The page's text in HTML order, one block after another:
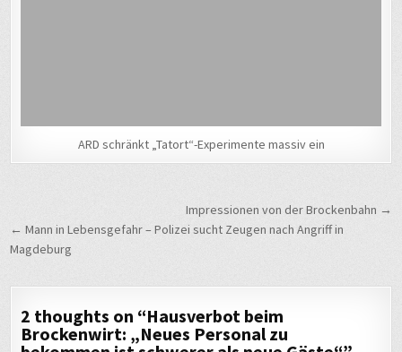
ARD schränkt „Tatort“-Experimente massiv ein
BeitragsnavigationImpressionen von der Brockenbahn →
← Mann in Lebensgefahr – Polizei sucht Zeugen nach Angriff in
Magdeburg
2 thoughts on “Hausverbot beim
Brockenwirt: „Neues Personal zu